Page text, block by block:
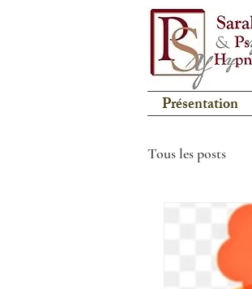
Présentation
Tous les posts